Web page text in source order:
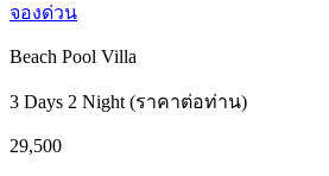
จองด่วน
Beach Pool Villa
3 Days 2 Night (ราคาต่อท่าน)
29,500